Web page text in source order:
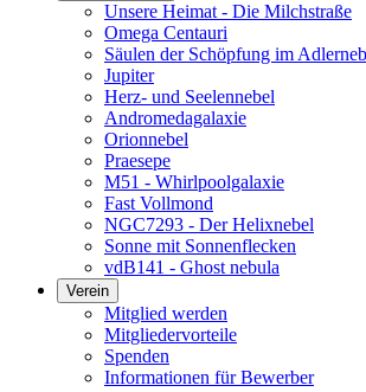
Unsere Heimat - Die Milchstraße
Omega Centauri
Säulen der Schöpfung im
Jupiter
Herz- und Seelennebel
Andromedagalaxie
Orionnebel
Praesepe
M51 - Whirlpoolgalaxie
Fast Vollmond
NGC7293 - Der Helixnebel
Sonne mit Sonnenflecken
vdB141 - Ghost nebula
Verein
Mitglied werden
Mitgliedervorteile
Spenden
Informationen für Bewerber